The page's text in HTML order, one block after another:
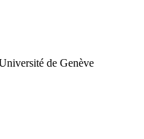
de Genève